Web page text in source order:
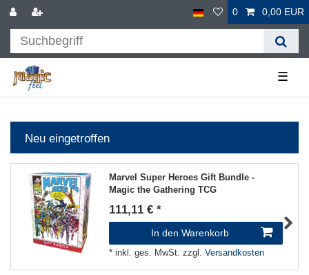
0 0,00 EUR
☰
Neu eingetroffen
Marvel Super Heroes Gift Bundle -
Magic the Gathering TCG
111,11 € *
In den Warenkorb
*inkl. ges. MwSt. zzgl.Versandkosten